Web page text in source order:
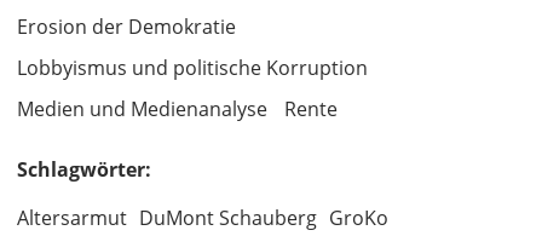
Erosion der Demokratie
Lobbyismus und politische Korruption
Medien und Medienanalyse
Rente
Schlagwörter:
Altersarmut DuMont Schauberg GroKo